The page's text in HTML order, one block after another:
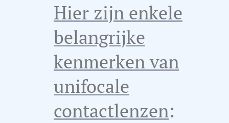
Hier zijn enkele
belangrijke
kenmerken van
unifocale
contactlenzen: